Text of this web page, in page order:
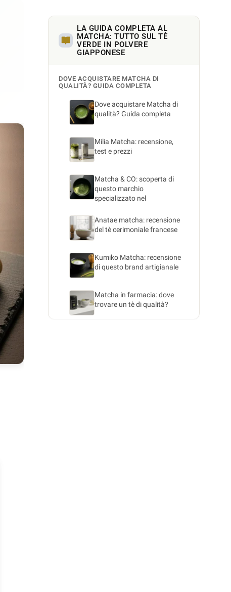
LA GUIDA COMPLETA AL
MATCHA: TUTTO SUL TÈ
VERDE IN POLVERE
GIAPPONESE
DOVE ACQUISTARE MATCHA DI
QUALITÀ? GUIDA COMPLETA
Dove acquistare Matcha di
qualità? Guida completa
Milia Matcha: recensione,
test e prezzi
Matcha & CO: scoperta di
questo marchio
specializzato nel
Anatae matcha: recensione
del tè cerimoniale francese
Kumiko Matcha: recensione
di questo brand artigianale
Matcha in farmacia: dove
trovare un tè di qualità?